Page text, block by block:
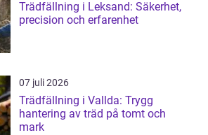
Trädfällning i Leksand: Säkerhet,
precision och erfarenhet
07 juli 2026
Trädfällning i Vallda: Trygg
hantering av träd på tomt och
mark